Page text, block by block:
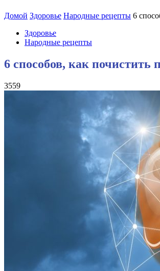
Домой Здоровье Народные рецепты 6
Здоровье
Народные рецепты
6 способов, как почистить
3559